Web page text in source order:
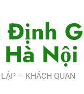
Định
Nội
– KHÁCH QUAN